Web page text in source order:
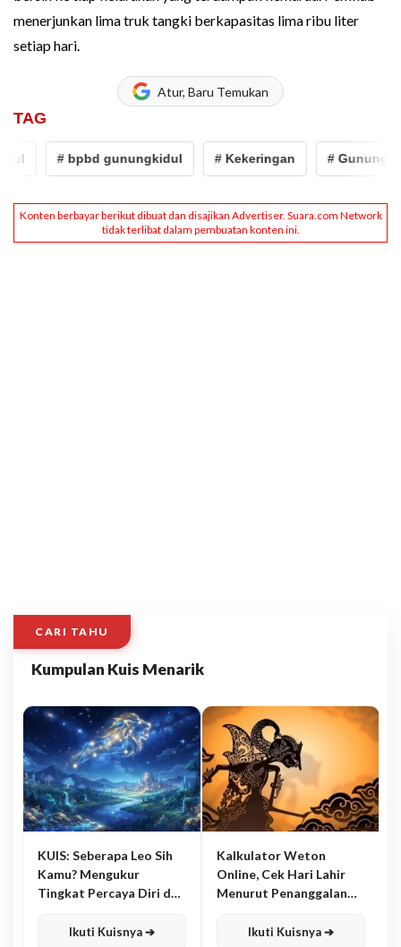
menerjunkan lima truk tangki berkapasitas lima ribu liter
setiap hari.
Atur, Baru Temukan
TAG
# bpbd gunungkidul # Kekeringan #
CARI TAHU
Kumpulan Kuis Menarik
KUIS: Seberapa Leo Sih
Kamu? Mengukur
Tingkat Percaya Diri dan
Ikuti Kuisnya ➔
Kalkulator Weton
Online, Cek Hari Lahir
Menurut Penanggalan
Ikuti Kuisnya ➔